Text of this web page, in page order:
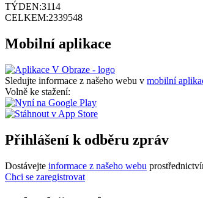
TÝDEN:3114
CELKEM:2339548
Mobilní aplikace
Sledujte informace z našeho webu v mobilní
Volně ke stažení:
Přihlášení k odběru zpráv
Dostávejte informace z našeho webu
Chci se zaregistrovat